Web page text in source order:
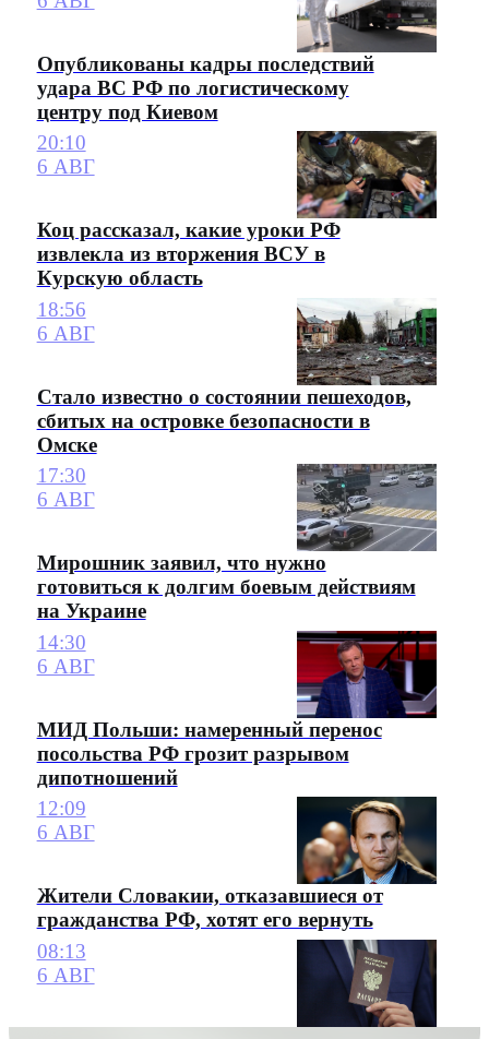
Опубликованы кадры последствий
удара ВС РФ по логистическому
центру под Киевом
20:10
6 АВГ
Коц рассказал, какие уроки РФ
извлекла из вторжения ВСУ в
Курскую область
18:56
6 АВГ
Стало известно о состоянии пешеходов,
сбитых на островке безопасности в
Омске
17:30
6 АВГ
Мирошник заявил, что нужно
готовиться к долгим боевым действиям
на Украине
14:30
6 АВГ
МИД Польши: намеренный перенос
посольства РФ грозит разрывом
дипотношений
12:09
6 АВГ
Жители Словакии, отказавшиеся от
гражданства РФ, хотят его вернуть
08:13
6 АВГ